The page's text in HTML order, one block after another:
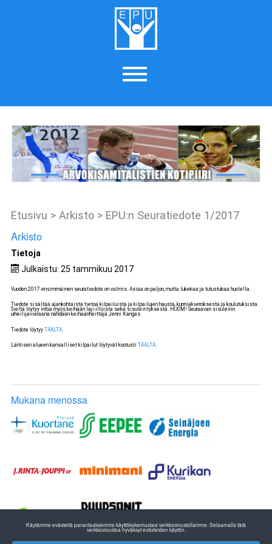
Etusivu > Arkisto > EPU:n Seuratiedote 1/2017
Arkisto
Tietoja
Julkaistu: 25 tammikuu 2017
Vuoden 2017 ensimmäinen seuratiedote on valmis. Asiaa on paljon, mutta lukekaa ja tutustukaa huolella.
Tiedote sisältää ajankohtaista tietoa kilpailuista ja kilpailujen hausta, kunniakierroksesta ja koulutuksista.
Sieltä löytyy infoa myös keihään laji-illoista sekä sisuleirityksestä. HUOM! Seuraavan sisuleirin
urheilijavieraana nähdään keihäänheittäjä Jenni Kangas.
Tiedote löytyyTÄÄLTÄ
Läntisen alueen kansalliset kilpailut löytyvät kootustiTÄÄLTÄ.
Mukana menossa
Käytämme evästeitä parantaaksemme käyttökokemustasi verkkosivustollamme. Selaamalla tätä
verkkosivustoa hyväksyt evästeiden käytön.